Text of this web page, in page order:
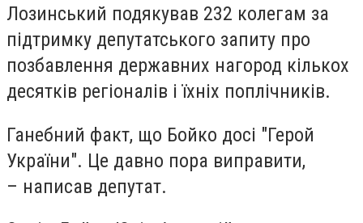
Лозинський подякував 232 колегам за
підтримку депутатського запиту про
позбавлення державних нагород кількох
десятків регіоналів і їхніх поплічників.
Ганебний факт, що Бойко досі "Герой
України". Це давно пора виправити,
– написав депутат.